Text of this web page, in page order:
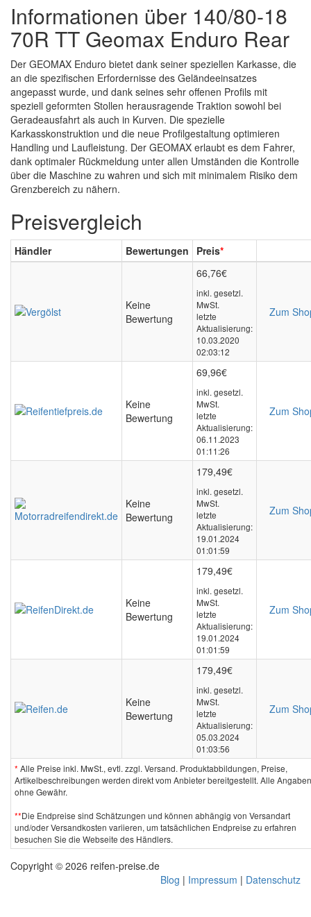
Informationen über 140/80-18
70R TT Geomax Enduro Rear
Der GEOMAX Enduro bietet dank seiner speziellen Karkasse, die
an die spezifischen Erfordernisse des Geländeeinsatzes
angepasst wurde, und dank seines sehr offenen Profils mit
speziell geformten Stollen herausragende Traktion sowohl bei
Geradeausfahrt als auch in Kurven. Die spezielle
Karkasskonstruktion und die neue Profilgestaltung optimieren
Handling und Laufleistung. Der GEOMAX erlaubt es dem Fahrer,
dank optimaler Rückmeldung unter allen Umständen die Kontrolle
über die Maschine zu wahren und sich mit minimalem Risiko dem
Grenzbereich zu nähern.
Preisvergleich
Händler Bewertungen Preis*
Keine
Bewertung
66,76€
inkl. gesetzl.
MwSt.
letzte
Aktualisierung:
10.03.2020
02:03:12
Zum
Keine
Bewertung
69,96€
inkl. gesetzl.
MwSt.
letzte
Aktualisierung:
06.11.2023
01:11:26
Zum
Keine
Bewertung
179,49€
inkl. gesetzl.
MwSt.
letzte
Aktualisierung:
19.01.2024
01:01:59
Zum
Keine
Bewertung
179,49€
inkl. gesetzl.
MwSt.
letzte
Aktualisierung:
19.01.2024
01:01:59
Zum
Keine
Bewertung
179,49€
inkl. gesetzl.
MwSt.
letzte
Aktualisierung:
05.03.2024
01:03:56
Zum
* Alle Preise inkl. MwSt., evtl. zzgl. Versand. Produktabbildungen, Preise,
Artikelbeschreibungen werden direkt vom Anbieter bereitgestellt. Alle Angaben
ohne Gewähr.
**Die Endpreise sind Schätzungen und können abhängig von Versandart
und/oder Versandkosten variieren, um tatsächlichen Endpreise zu erfahren
besuchen Sie die Webseite des Händlers.
Copyright © 2026 reifen-preise.de
Blog | Impressum | Datenschutz